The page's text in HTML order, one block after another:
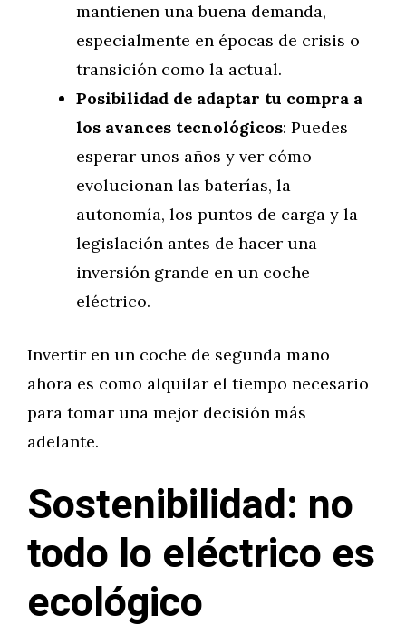
mantienen una buena demanda,
especialmente en épocas de crisis o
transición como la actual.
Posibilidad de adaptar tu compra a
los avances tecnológicos: Puedes
esperar unos años y ver cómo
evolucionan las baterías, la
autonomía, los puntos de carga y la
legislación antes de hacer una
inversión grande en un coche
eléctrico.
Invertir en un coche de segunda mano
ahora es como alquilar el tiempo necesario
para tomar una mejor decisión más
adelante.
Sostenibilidad: no
todo lo eléctrico es
ecológico